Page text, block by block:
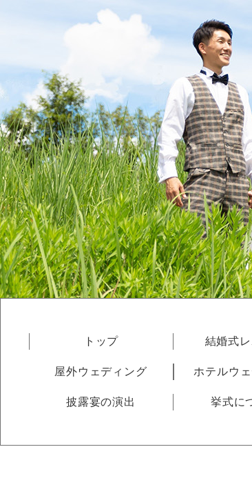
トップ 結婚式レ
屋外ウェディング ホテルウ
披露宴の演出 挙式に